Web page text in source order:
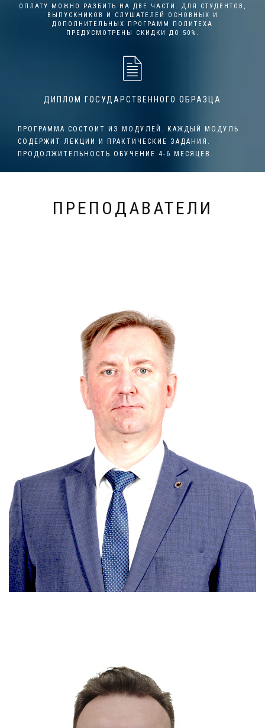
ОПЛАТУ МОЖНО РАЗБИТЬ НА ДВЕ ЧАСТИ. ДЛЯ СТУДЕНТОВ,
ВЫПУСКНИКОВ И СЛУШАТЕЛЕЙ ОСНОВНЫХ И
ДОПОЛНИТЕЛЬНЫХ ПРОГРАММ ПОЛИТЕХА
ПРЕДУСМОТРЕНЫ СКИДКИ ДО 50%.
ДИПЛОМ ГОСУДАРСТВЕННОГО ОБРАЗЦА
ПРОГРАММА СОСТОИТ ИЗ МОДУЛЕЙ. КАЖДЫЙ МОДУЛЬ
СОДЕРЖИТ ЛЕКЦИИ И ПРАКТИЧЕСКИЕ ЗАДАНИЯ.
ПРОДОЛЖИТЕЛЬНОСТЬ ОБУЧЕНИЕ 4-6 МЕСЯЦЕВ.
ПРЕПОДАВАТЕЛИ